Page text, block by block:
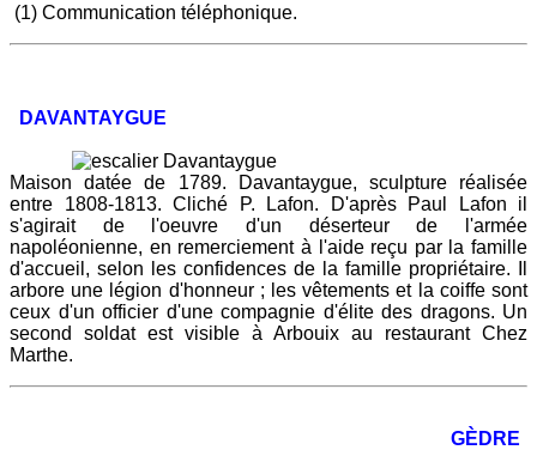
(1) Communication téléphonique.
DAVANTAYGUE
Maison datée de 1789. Davantaygue, sculpture réalisée
entre 1808-1813. Cliché P. Lafon. D'après Paul Lafon il
s'agirait de l'oeuvre d'un déserteur de l'armée
napoléonienne, en remerciement à l'aide reçu par la famille
d'accueil, selon les confidences de la famille propriétaire. Il
arbore une légion d'honneur ; les vêtements et la coiffe sont
ceux d'un officier d'une compagnie d'élite des dragons. Un
second soldat est visible à Arbouix au restaurant Chez
Marthe.
GÈDRE